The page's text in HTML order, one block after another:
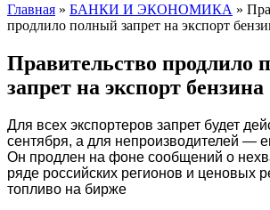
Главная » БАНКИ И ЭКОНОМИКА »
продлило полный запрет на экспорт
Правительство продлило
запрет на экспорт бензина
Для всех экспортеров запрет будет
сентября, а для непроизводителей —
Он продлен на фоне сообщений о
ряде российских регионов и ценовых
топливо на бирже